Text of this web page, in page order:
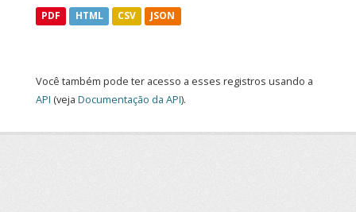
PDF HTML CSV JSON
Você também pode ter acesso a esses registros usando a
API (veja Documentação da API).